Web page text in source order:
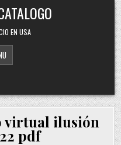
EN USA
virtual ilusión
pdf